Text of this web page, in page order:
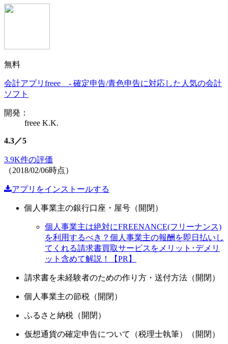
無料
会計アプリfreee - 確定申告/青色申告に対応した人気の会計
ソフト
開発：
freee K.K.
4.3／5
3.9K件の評価
（2018/02/06時点）
アプリをインストールする
個人事業主の銀行口座・屋号（開閉）
個人事業主は絶対にFREENANCE(フリーナンス)
を利用するべき？個人事業主の報酬を即日払いし
てくれる請求書買取サービスをメリット･デメリ
ット含めて解説！【PR】
請求書を未経験者のための作り方・送付方法（開閉）
個人事業主の節税（開閉）
ふるさと納税（開閉）
仮想通貨の確定申告について（税理士執筆）（開閉）